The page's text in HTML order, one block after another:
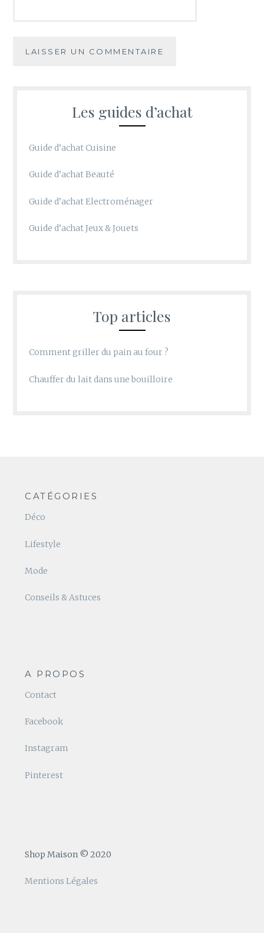
Les guides d’achat
Guide d’achat Cuisine
Guide d’achat Beauté
Guide d’achat Electroménager
Guide d’achat Jeux & Jouets
Top articles
Comment griller du pain au four ?
Chauffer du lait dans une bouilloire
CATÉGORIES
Déco
Lifestyle
Mode
Conseils & Astuces
A PROPOS
Contact
Facebook
Instagram
Pinterest
Shop Maison © 2020
Mentions Légales